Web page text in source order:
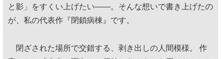
と影」をすくい上げたい——。そんな想いで書き上げたの
が、私の代表作『閉鎖病棟』です。
閉ざされた場所で交錯する、剥き出しの人間模様。 作